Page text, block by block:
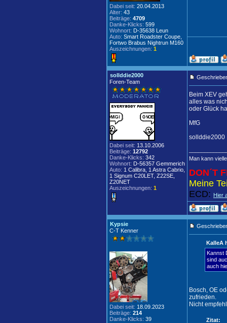
Dabei seit: 20.04.2013
Alter: 43
Beiträge: 4709
Danke-Klicks: 599
Wohnort: D-35638 Leun
Auto: Smart Roadster Coupe,
Fortwo Brabus Nightrun M160
Auszeichnungen: 1
sollddie2000
Foren-Team
Dabei seit: 13.10.2006
Beiträge: 12792
Danke-Klicks: 342
Wohnort: D-56357 Gemmerich
Auto: 1 Calibra, 1 Astra Cabrio,
1 Signum C20LET, Z22SE,
Z20NET
Auszeichnungen: 1
Beim XEV
alles was
oder Glück
MfG
sollddie2000
Man kann
DON´T
Meine
ECD: Hier
Kypsie
C-T Kenner
Dabei seit: 18.09.2023
Beiträge: 214
Danke-Klicks: 39
KalleA
Kannst
sind
auch
Bosch, OE
zufrieden.
Nicht
Zitat: